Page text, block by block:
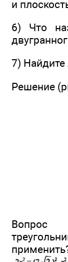
и
6) Что
7)
Решение
Вопрос